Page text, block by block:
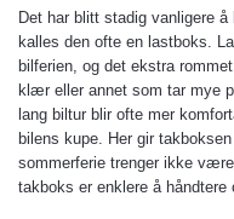
Det har blitt stadig vanligere
kalles den ofte en lastboks.
bilferien, og det ekstra
klær eller annet som tar mye
lang biltur blir ofte mer
bilens kupe. Her gir
sommerferie trenger ikke
takboks er enklere å håndtere